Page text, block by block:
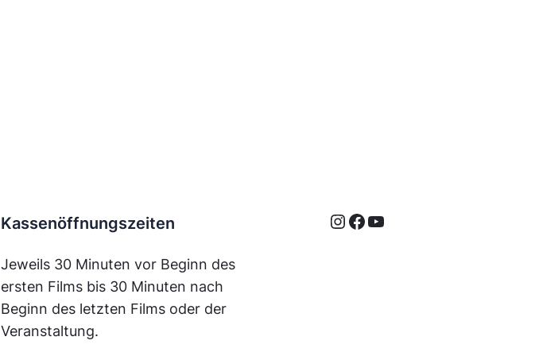
Kassenöffnungszeiten
Jeweils 30 Minuten vor Beginn des
ersten Films bis 30 Minuten nach
Beginn des letzten Films oder der
Veranstaltung.
Instagram Facebook YouTube